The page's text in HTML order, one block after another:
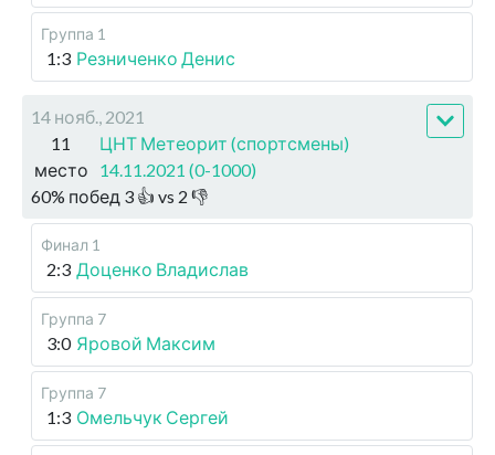
Группа 1
1:3 Резниченко Денис
14 нояб., 2021
11
место
ЦНТ Метеорит (спортсмены)
14.11.2021 (0-1000)
60% побед 3 👍 vs 2 👎
Финал 1
2:3 Доценко Владислав
Группа 7
3:0 Яровой Максим
Группа 7
1:3 Омельчук Сергей